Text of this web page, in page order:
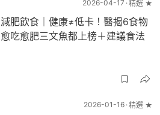
2026-04-17 精選 ★
減肥飲食｜健康≠低卡！醫揭6食物
愈吃愈肥三文魚都上榜＋建議食法
2026-01-16 精選 ★